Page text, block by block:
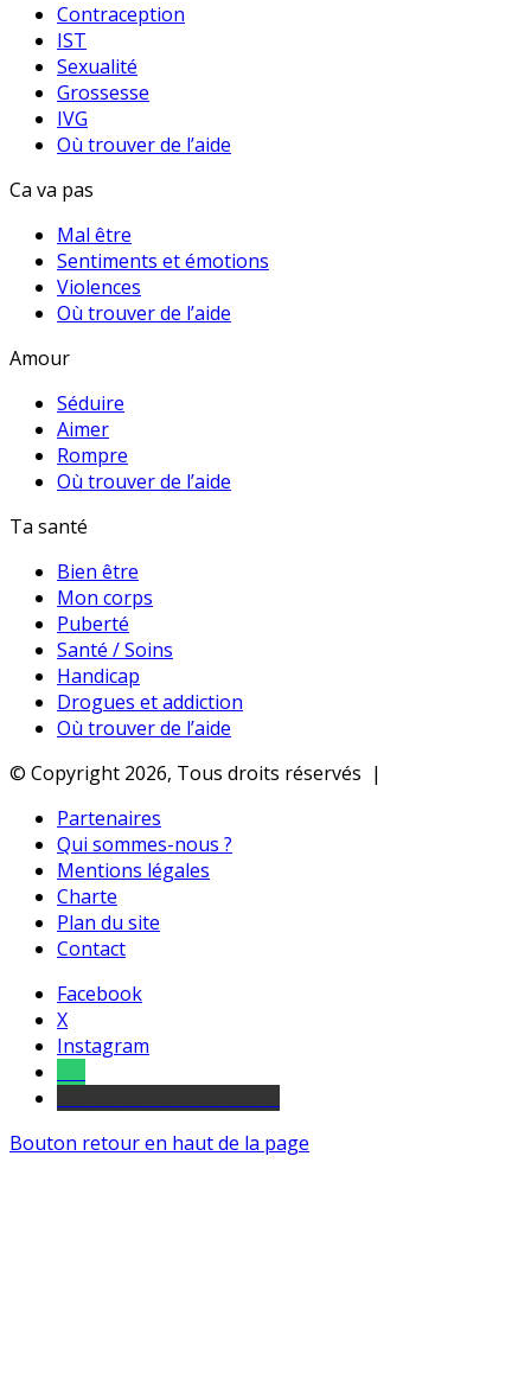
Contraception
IST
Sexualité
Grossesse
IVG
Où trouver de l’aide
Ca va pas
Mal être
Sentiments et émotions
Violences
Où trouver de l’aide
Amour
Séduire
Aimer
Rompre
Où trouver de l’aide
Ta santé
Bien être
Mon corps
Puberté
Santé / Soins
Handicap
Drogues et addiction
Où trouver de l’aide
© Copyright 2026, Tous droits réservés |
Partenaires
Qui sommes-nous ?
Mentions légales
Charte
Plan du site
Contact
Facebook
X
Instagram
Bouton retour en haut de la page